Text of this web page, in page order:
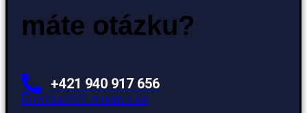
máte otázku?
+421 940 917 656
KONTAKTNÝ FORMULÁR